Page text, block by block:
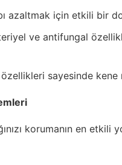
azaltmak için etkili bir
ve antifungal
sayesinde kene
korumanın en